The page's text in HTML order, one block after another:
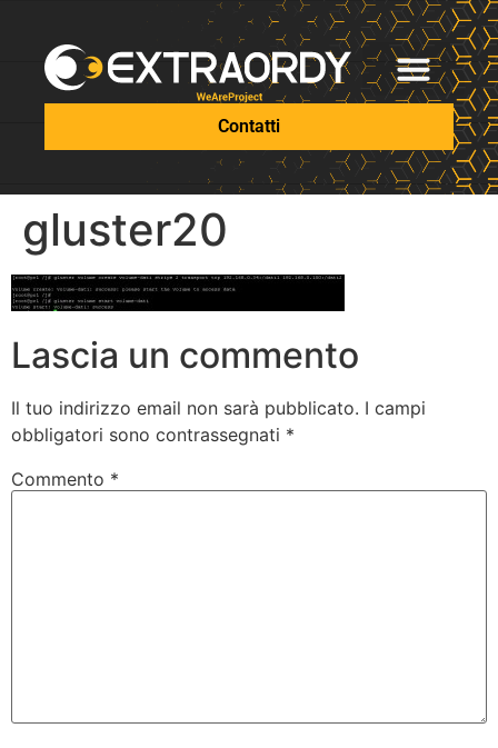
Contatti
gluster20
Lascia un commento
Il tuo indirizzo email non sarà pubblicato. I campi
obbligatori sono contrassegnati *
Commento *